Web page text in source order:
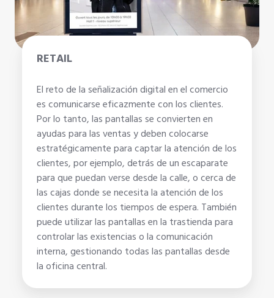
RETAIL
El reto de la señalización digital en el comercio
es comunicarse eficazmente con los clientes.
Por lo tanto, las pantallas se convierten en
ayudas para las ventas y deben colocarse
estratégicamente para captar la atención de los
clientes, por ejemplo, detrás de un escaparate
para que puedan verse desde la calle, o cerca de
las cajas donde se necesita la atención de los
clientes durante los tiempos de espera. También
puede utilizar las pantallas en la trastienda para
controlar las existencias o la comunicación
interna, gestionando todas las pantallas desde
la oficina central.